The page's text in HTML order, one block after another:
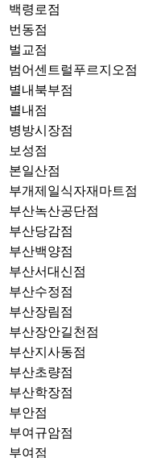
백령로점
번동점
벌교점
범어센트럴푸르지오점
별내북부점
별내점
병방시장점
보성점
본일산점
부개제일식자재마트점
부산녹산공단점
부산당감점
부산백양점
부산서대신점
부산수정점
부산장림점
부산장안길천점
부산지사동점
부산초량점
부산학장점
부안점
부여규암점
부여점